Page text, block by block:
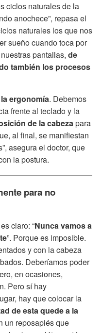
ciclos naturales de la
anochece”, repasa el
naturales los que nos
sueño cuando toca por
pantallas, de
también los procesos
ergonomía. Debemos
frente al teclado y la
de la cabezapara
al final, se manifiestan
asegura el doctor, que
la postura.
para no
es claro: “Nunca vamos a
”. Porque es imposible.
y con la cabeza
Deberíamos poder
en ocasiones,
Pero sí hay
hay que colocar la
de esta quede a la
un reposapiés que